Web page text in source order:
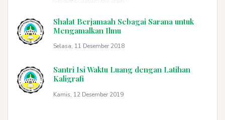
Shalat Berjamaah Sebagai Sarana untuk
Mengamalkan Ilmu
Selasa, 11 Desember 2018
Santri Isi Waktu Luang dengan Latihan
Kaligrafi
Kamis, 12 Desember 2019